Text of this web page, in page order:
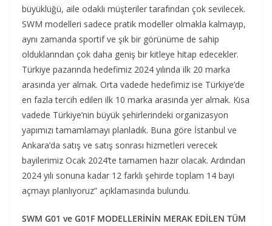
büyüklüğü, aile odaklı müşteriler tarafından çok sevilecek.
SWM modelleri sadece pratik modeller olmakla kalmayıp,
aynı zamanda sportif ve şık bir görünüme de sahip
olduklarından çok daha geniş bir kitleye hitap edecekler.
Türkiye pazarında hedefimiz 2024 yılında ilk 20 marka
arasında yer almak. Orta vadede hedefimiz ise Türkiye’de
en fazla tercih edilen ilk 10 marka arasında yer almak. Kısa
vadede Türkiye’nin büyük şehirlerindeki organizasyon
yapımızı tamamlamayı planladık. Buna göre İstanbul ve
Ankara’da satış ve satış sonrası hizmetleri verecek
bayilerimiz Ocak 2024’te tamamen hazır olacak. Ardından
2024 yılı sonuna kadar 12 farklı şehirde toplam 14 bayi
açmayı planlıyoruz” açıklamasında bulundu.
SWM G01 ve G01F MODELLERİNİN MERAK EDİLEN TÜM